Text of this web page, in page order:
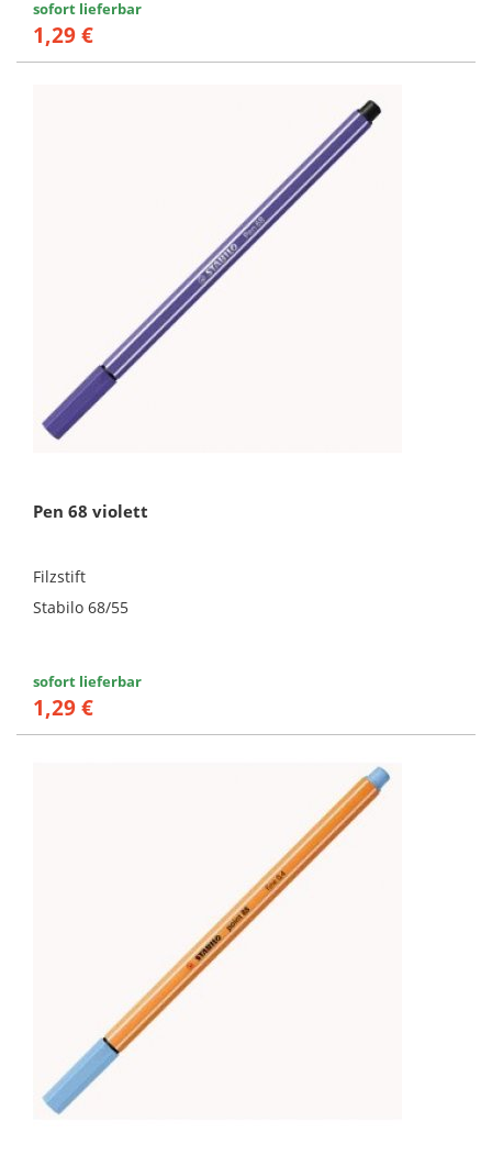
sofort lieferbar
1,29 €
Pen 68 violett
Filzstift
Stabilo 68/55
sofort lieferbar
1,29 €